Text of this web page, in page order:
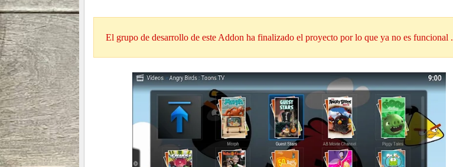
El grupo de desarrollo de este Addon ha finalizado el proyecto por lo que ya no es funcional .